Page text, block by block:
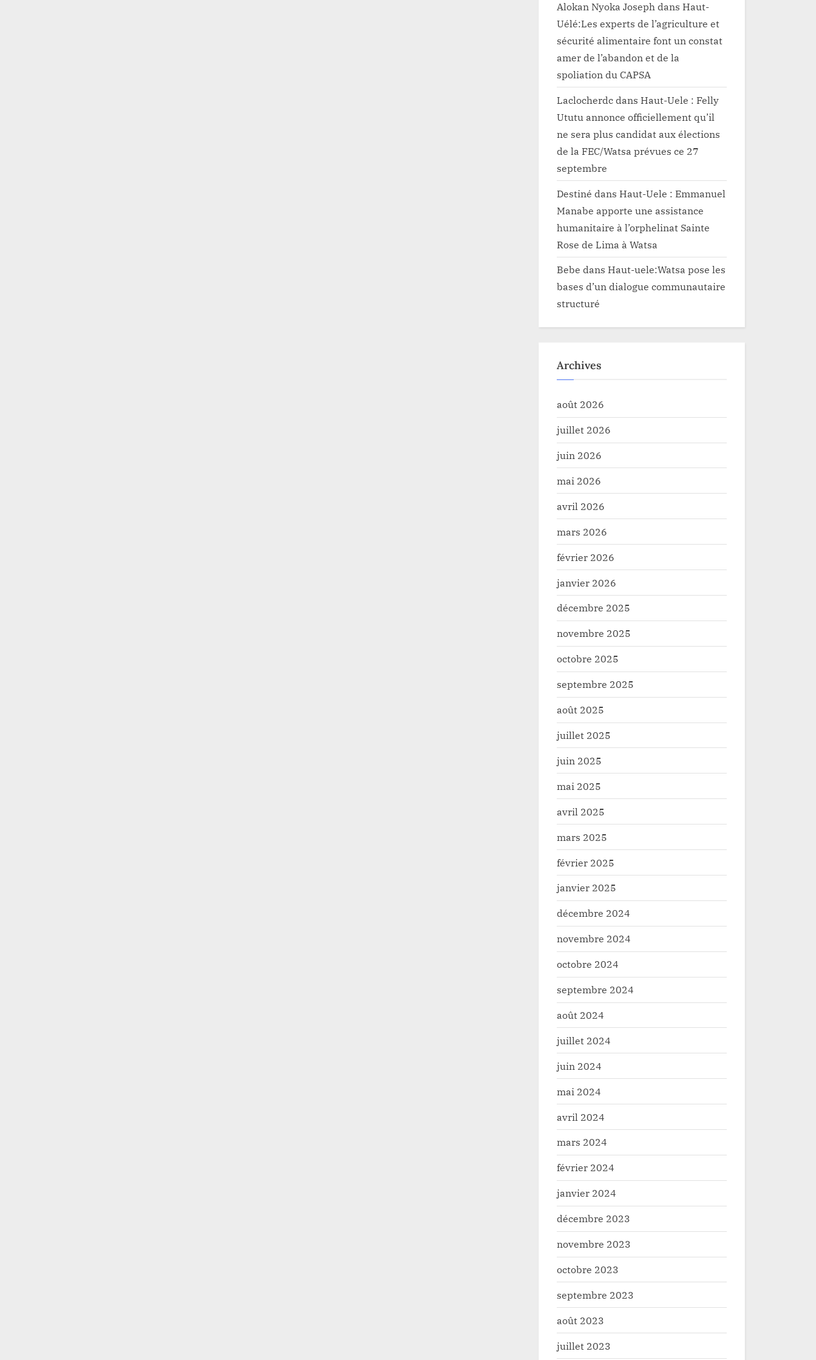
Alokan Nyoka Joseph dans Haut-
Uélé:Les experts de l’agriculture et
sécurité alimentaire font un constat
amer de l’abandon et de la
spoliation du CAPSA
Laclocherdcdans Haut-Uele : Felly
Ututu annonce officiellement qu’il
ne sera plus candidat aux élections
de la FEC/Watsa prévues ce 27
septembre
Destiné dans Haut-Uele : Emmanuel
Manabe apporte une assistance
humanitaire à l’orphelinat Sainte
Rose de Lima à Watsa
Bebe dans Haut-uele:Watsa pose les
bases d’un dialogue communautaire
structuré
Archives
août 2026
juillet 2026
juin 2026
mai 2026
avril 2026
mars 2026
février 2026
janvier 2026
décembre 2025
novembre 2025
octobre 2025
septembre 2025
août 2025
juillet 2025
juin 2025
mai 2025
avril 2025
mars 2025
février 2025
janvier 2025
décembre 2024
novembre 2024
octobre 2024
septembre 2024
août 2024
juillet 2024
juin 2024
mai 2024
avril 2024
mars 2024
février 2024
janvier 2024
décembre 2023
novembre 2023
octobre 2023
septembre 2023
août 2023
juillet 2023